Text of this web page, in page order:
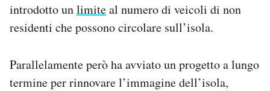
introdotto unlimiteal numero di veicoli di non
residenti che possono circolare sull’isola.
Parallelamente però ha avviato un progetto a lungo
termine per rinnovare l’immagine dell’isola,